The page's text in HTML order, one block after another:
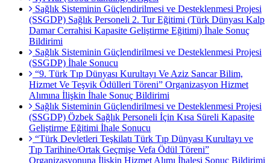
Sağlık Sisteminin Güçlendirilmesi ve Desteklenmesi Projesi
(SSGDP) Sağlık Personeli 2. Tur Eğitimi (Türk Dünyası Kalp
Damar Cerrahisi Kapasite Geliştirme Eğitimi) İhale Sonuç
Bildirimi
Sağlık Sisteminin Güçlendirilmesi ve Desteklenmesi Projesi
(SSGDP) İhale Sonucu
“9. Türk Tıp Dünyası Kurultayı Ve Aziz Sancar Bilim,
Hizmet Ve Teşvik Ödülleri Töreni” Organizasyon Hizmet
Alımına İlişkin İhale Sonuç Bildirimi
Sağlık Sisteminin Güçlendirilmesi ve Desteklenmesi Projesi
(SSGDP) Özbek Sağlık Personeli İçin Kısa Süreli Kapasite
Geliştirme Eğitimi İhale Sonucu
“Türk Devletleri Teşkilatı Türk Tıp Dünyası Kurultayı ve
Tıp Tarihine/Ortak Geçmişe Vefa Ödül Töreni”
Organizasyonuna İlişkin Hizmet Alımı İhalesi Sonuç Bildirimi